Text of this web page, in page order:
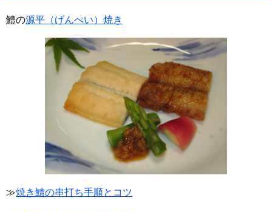
鱧の源平（げんぺい）焼き
≫焼き鱧の串打ち手順とコツ